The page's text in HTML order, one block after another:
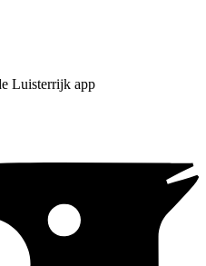
Luisterrijk app